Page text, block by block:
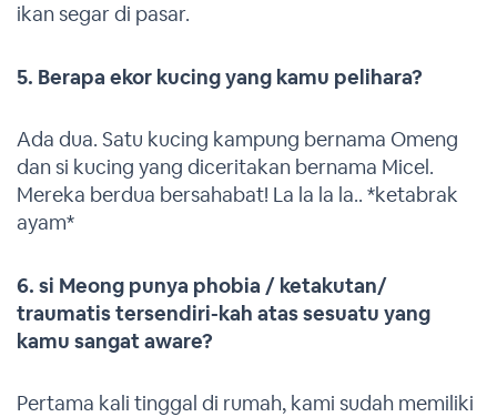
ikan segar di pasar.
5. Berapa ekor kucing yang kamu pelihara?
Ada dua. Satu kucing kampung bernama Omeng
dan si kucing yang diceritakan bernama Micel.
Mereka berdua bersahabat! La la la la.. *ketabrak
ayam*
6. si Meong punya phobia / ketakutan/
traumatis tersendiri-kah atassesuatu yang
kamu sangat aware?
Pertama kali tinggal di rumah, kami sudah memiliki